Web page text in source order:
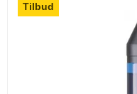
Tilbud